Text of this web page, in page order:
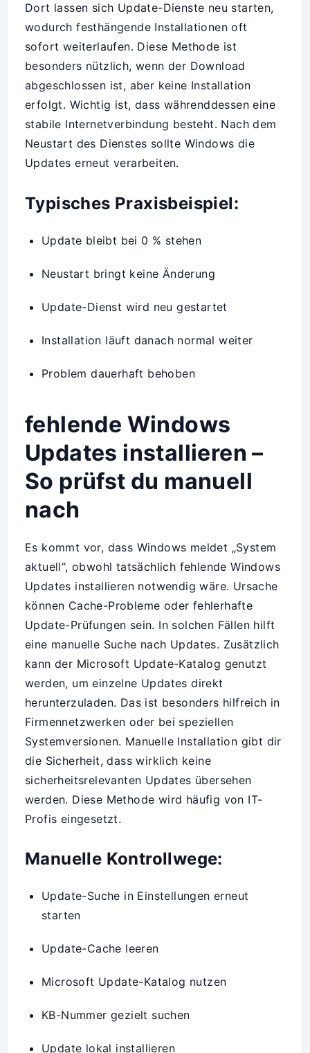
Dort lassen sich Update-Dienste neu starten,
wodurch festhängende Installationen oft
sofort weiterlaufen. Diese Methode ist
besonders nützlich, wenn der Download
abgeschlossen ist, aber keine Installation
erfolgt. Wichtig ist, dass währenddessen eine
stabile Internetverbindung besteht. Nach dem
Neustart des Dienstes sollte Windows die
Updates erneut verarbeiten.
Typisches Praxisbeispiel:
Update bleibt bei 0 % stehen
Neustart bringt keine Änderung
Update-Dienst wird neu gestartet
Installation läuft danach normal weiter
Problem dauerhaft behoben
fehlende Windows
Updates installieren –
So prüfst du manuell
nach
Es kommt vor, dass Windows meldet „System
aktuell“, obwohl tatsächlich fehlende Windows
Updates installieren notwendig wäre. Ursache
können Cache-Probleme oder fehlerhafte
Update-Prüfungen sein. In solchen Fällen hilft
eine manuelle Suche nach Updates. Zusätzlich
kann der Microsoft Update-Katalog genutzt
werden, um einzelne Updates direkt
herunterzuladen. Das ist besonders hilfreich in
Firmennetzwerken oder bei speziellen
Systemversionen. Manuelle Installation gibt dir
die Sicherheit, dass wirklich keine
sicherheitsrelevanten Updates übersehen
werden. Diese Methode wird häufig von IT-
Profis eingesetzt.
Manuelle Kontrollwege:
Update-Suche in Einstellungen erneut
starten
Update-Cache leeren
Microsoft Update-Katalog nutzen
KB-Nummer gezielt suchen
Update lokal installieren